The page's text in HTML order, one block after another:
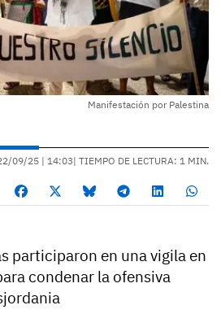
Manifestación por Palestina
09/25 | 14:03| TIEMPO DE LECTURA: 1 MIN.
participaron en una vigila en
condenar la ofensiva